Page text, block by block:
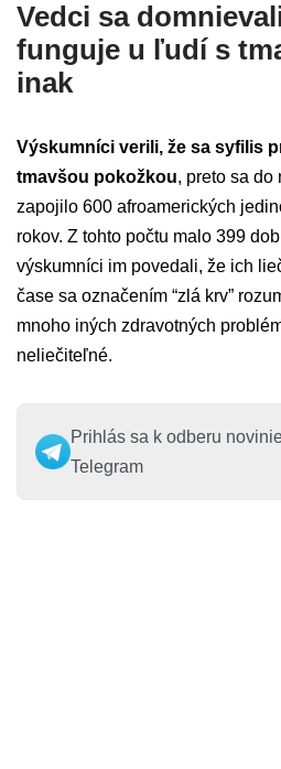
Vedci sa
funguje u ľudí s
inak
Výskumníci verili, že sa syfilis
tmavšou pokožkou, preto sa do
zapojilo 600 afroamerických
rokov. Z tohto počtu malo 399
výskumníci im povedali, že ich
čase sa označením “zlá krv”
mnoho iných zdravotných
neliečiteľné.
Prihlás sa k odberu
Telegram